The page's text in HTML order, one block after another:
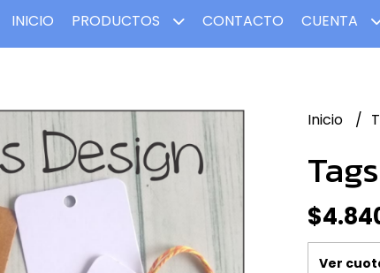
INICIO PRODUCTOS CONTACTO CUENTA
Inicio
Ver